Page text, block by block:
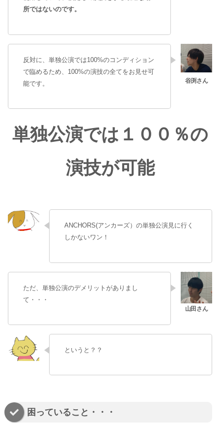
所ではないのです。
反対に、単独公演では100%のコンディション
で臨めるため、100%の演技の全てをお見せ可
能です。
単独公演では１００％の
演技が可能
ANCHORS(アンカーズ）の単独公演見に行く
しかないワン！
ただ、単独公演のデメリットがありまし
て・・・
というと？？
困っていること・・・